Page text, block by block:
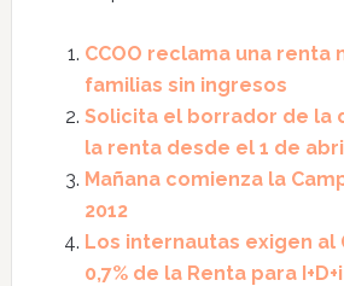
CCOO reclama una renta
familias sin ingresos
Solicita el borrador de la
la renta desde el 1 de
Mañana comienza la
2012
Los internautas exigen al
0,7% de la Renta para I+D+i